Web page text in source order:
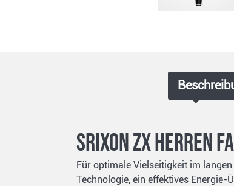
Srixon ZX Herren
Für optimale Vielseitigkeit im
Technologie, ein effektives